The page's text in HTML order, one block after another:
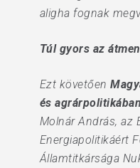
aligha fognak
Túl gyors az
Ezt követően
és agrárpolitikában
Molnár András, az
Energiapolitikáért
Államtitkársága